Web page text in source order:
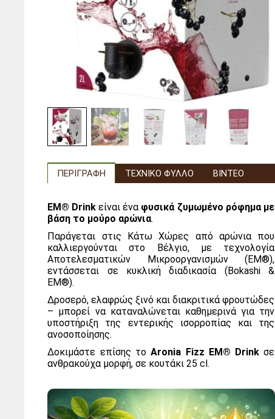
ΠΕΡΙΓΡΑΦΉ ΤΕΧΝΙΚΌ ΦΎΛΛΟ ΒΊΝΤΕΟ
EM® Drink είναι ένα φυσικά ζυμωμένο ρόφημα με
βάση το μούρο αρώνια.
Παράγεται στις Κάτω Χώρες από αρώνια που
καλλιεργούνται στο Βέλγιο, με τεχνολογία
Αποτελεσματικών Μικροοργανισμών (EM®),
εντάσσεται σε κυκλική διαδικασία (Bokashi &
EM®).
Δροσερό, ελαφρώς ξινό και διακριτικά φρουτώδες
– μπορεί να καταναλώνεται καθημερινά για την
υποστήριξη της εντερικής ισορροπίας και της
ανοσοποίησης.
Δοκιμάστε επίσης τοAronia Fizz EM® Drink σε
ανθρακούχα μορφή, σε κουτάκι 25 cl.